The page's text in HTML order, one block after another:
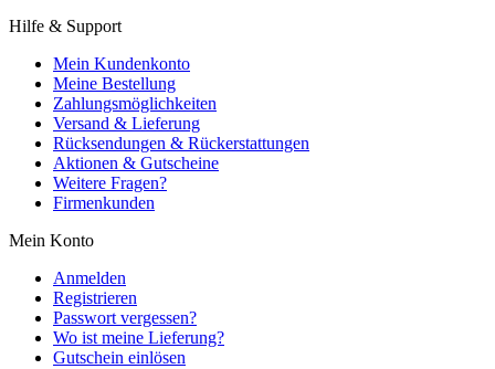
Hilfe & Support
Mein Kundenkonto
Meine Bestellung
Zahlungsmöglichkeiten
Versand & Lieferung
Rücksendungen & Rückerstattungen
Aktionen & Gutscheine
Weitere Fragen?
Firmenkunden
Mein Konto
Anmelden
Registrieren
Passwort vergessen?
Wo ist meine Lieferung?
Gutschein einlösen